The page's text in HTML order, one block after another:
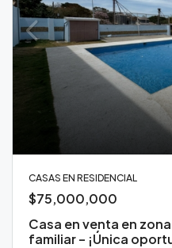
CASAS EN RESIDENCIAL
$75,000,000
Casa en venta en
familiar – ¡Única